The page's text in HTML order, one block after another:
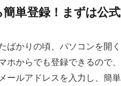
単登録！まずは公
ばかりの頃、パソコンを開
ホからでも登録できるので
ールアドレスを入力し、簡